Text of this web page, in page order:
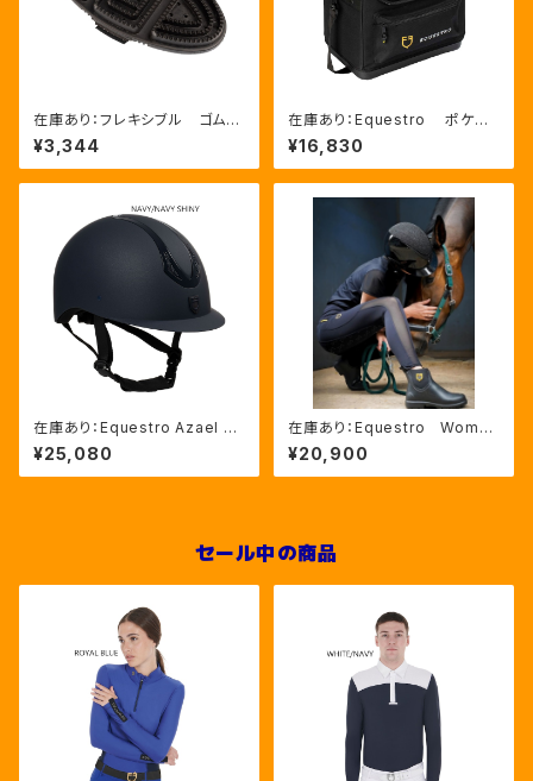
在庫あり：フレキシブル ゴムブ
ラシ（ETS00006）
¥3,344
在庫あり：Equestro ポケット
いっぱいグルーミングバッグ（ET
S02013）
¥16,830
在庫あり：Equestro Azael ユ
ニセックスヘルメットNAVY/NA
VYSHINY XLサイズ（ETU02
011）
¥25,080
在庫あり：Equestro Wome
n’ｓ メッシュインサート フル
グリップレギンス（ETW00170）
¥20,900
セール中の商品